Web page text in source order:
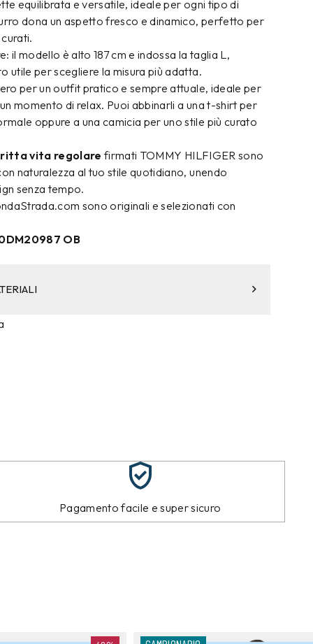
equilibrata e versatile, ideale per ogni tipo di
dona un aspetto fresco e dinamico, perfetto per
il modello è alto 187 cm e indossa la taglia L,
utile per scegliere la misura più adatta.
per un outfit pratico e sempre attuale, ideale per
momento di relax. Puoi abbinarli a una t-shirt per
oppure a una camicia per uno stile più curato
vita regolare firmati TOMMY HILFIGER sono
naturalezza al tuo stile quotidiano, unendo
senza tempo.
sono originali e selezionati con
OB
Pagamento facile e super sicuro